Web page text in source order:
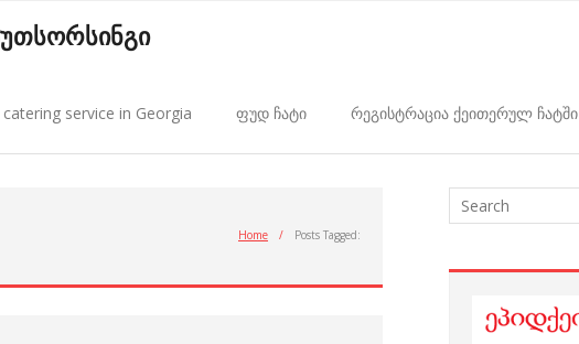
service in Georgia ფუდ ჩატი რეგისტრაცია ქეითერულ ჩატში
Home / Posts Tagged: